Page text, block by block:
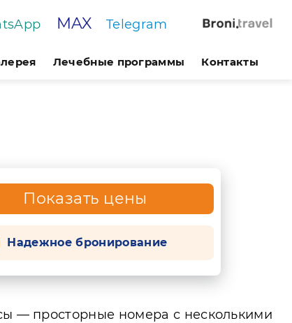
MAX Telegram
Лечебные программы Контакты
Показать цены
Надежное бронирование
— просторные номера с несколькими